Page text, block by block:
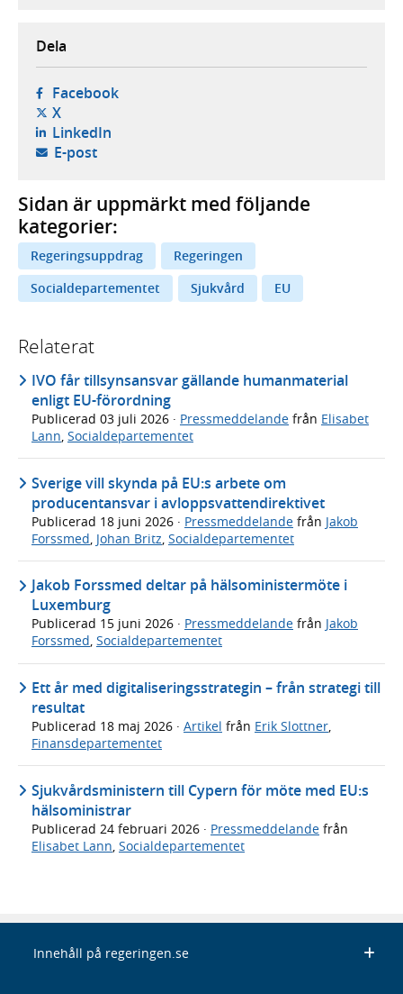
Dela
Facebook- öppnas i ny flik, extern webbplats,
X- öppnas i ny flik, extern webbplats,
LinkedIn- öppnas i ny flik, extern webbplats,
E-post- öppnar din e-postklient,
Sidan är uppmärkt med följande
kategorier:
Regeringsuppdrag
Regeringen
Socialdepartementet
Sjukvård EU
Relaterat
IVO får tillsynsansvar gällande humanmaterial
enligt EU-förordning
Publicerad 03 juli 2026 · Pressmeddelande från Elisabet
Lann, Socialdepartementet
Sverige vill skynda på EU:s arbete om
producentansvar i avloppsvattendirektivet
Publicerad 18 juni 2026 · Pressmeddelande från Jakob
Forssmed, Johan Britz, Socialdepartementet
Jakob Forssmed deltar på hälsoministermöte i
Luxemburg
Publicerad 15 juni 2026 · Pressmeddelande från Jakob
Forssmed, Socialdepartementet
Ett år med digitaliseringsstrategin – från strategi till
resultat
Publicerad 18 maj 2026 · Artikel från Erik Slottner,
Finansdepartementet
Sjukvårdsministern till Cypern för möte med EU:s
hälsoministrar
Publicerad 24 februari 2026 · Pressmeddelande från
Elisabet Lann Socialdepartementet
Innehåll på regeringen.se